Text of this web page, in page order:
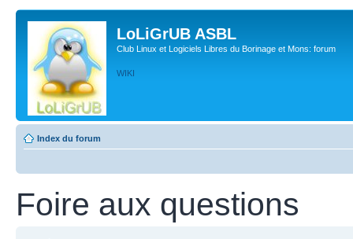
LoLiGrUB ASBL
Club Linux et Logiciels Libres du Borinage et Mons: forum
WIKI
Index du forum
Foire aux questions